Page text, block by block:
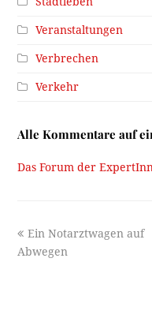
Veranstaltungen
Verbrechen
Verkehr
Alle Kommentare auf
Das Forum der
previous
post:
Ein Notarztwagen auf
Abwegen